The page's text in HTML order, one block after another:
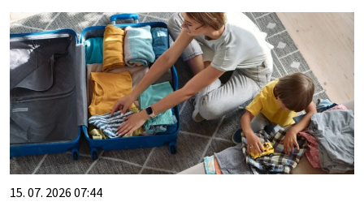
15. 07. 2026 07:44